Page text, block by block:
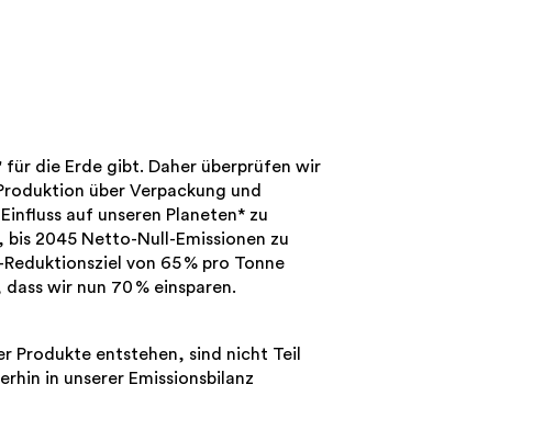
für die Erde gibt. Daher überprüfen wir
über Verpackung und
auf unseren Planeten* zu
2045 Netto-Null-Emissionen zu
von 65 % pro Tonne
wir nun 70 % einsparen.
Produkte entstehen, sind nicht Teil
in unserer Emissionsbilanz